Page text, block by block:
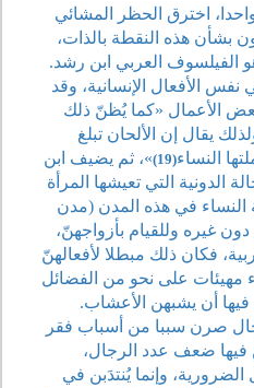
اخترق الحظر المشائي
بشأن هذه النقطة بالذات،
الفيلسوف العربي ابن رشد.
الأفعال الإنسانية، وقد
الأعمال «كما يُظنّ ذلك
يقال إن الألحان تبلغ
النساء(19)
»، ثم يضيف ابن
التي تعيشها المرأة
النساء في هذه المدن (مدن
غيره وللقيام بأزواجهنّ،
فكان ذلك مبطلا لأفعالهنّ
مهيئات على نحو من الفضائل
فيها أن يشبهن الأعشاب.
صرن سببا من أسباب فقر
فيها ضعف عدد الرجال،
الضرورية، وإنما يُنتدَبن في